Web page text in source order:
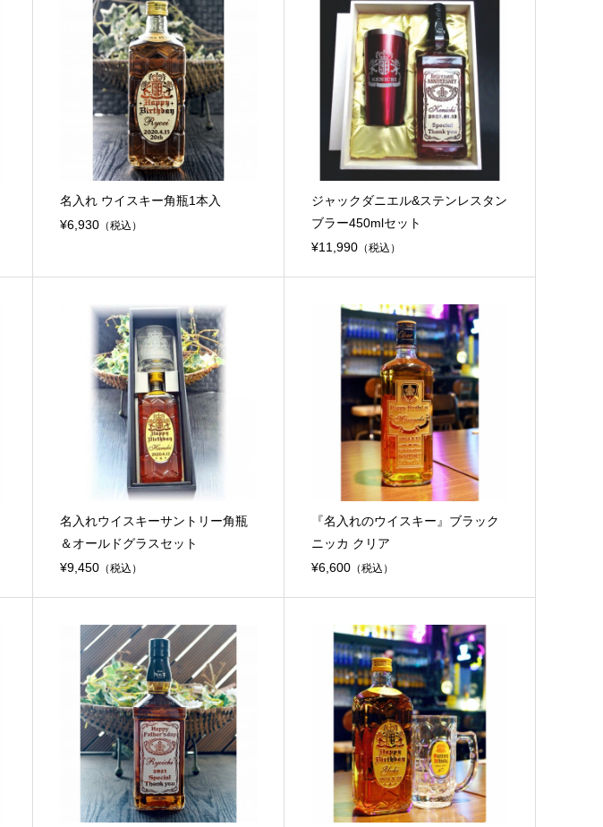
名入れ ウイスキー角瓶1本入
¥6,930（税込）
ジャックダニエル&ステンレスタン
ブラー450mlセット
¥11,990 （税込）
名入れウイスキーサントリー角瓶
＆オールドグラスセット
¥9,450（税込）
『名入れのウイスキー』ブラック
ニッカ クリア
¥6,600 （税込）